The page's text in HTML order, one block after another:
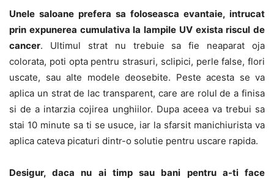
Unele saloane prefera sa foloseasca evantaie, intrucat
prin expunerea cumulativa la lampile UV exista riscul de
cancer. Ultimul strat nu trebuie sa fie neaparat oja
colorata, poti opta pentru strasuri, sclipici, perle false, flori
uscate, sau alte modele deosebite. Peste acesta se va
aplica un strat de lac transparent, care are rolul de a finisa
si de a intarzia cojirea unghiilor. Dupa aceea va trebui sa
stai 10 minute sa ti se usuce, iar la sfarsit manichiurista va
aplica cateva picaturi dintr-o solutie pentru uscare rapida.
Desigur, daca nu ai timp sau bani pentru a-ti face